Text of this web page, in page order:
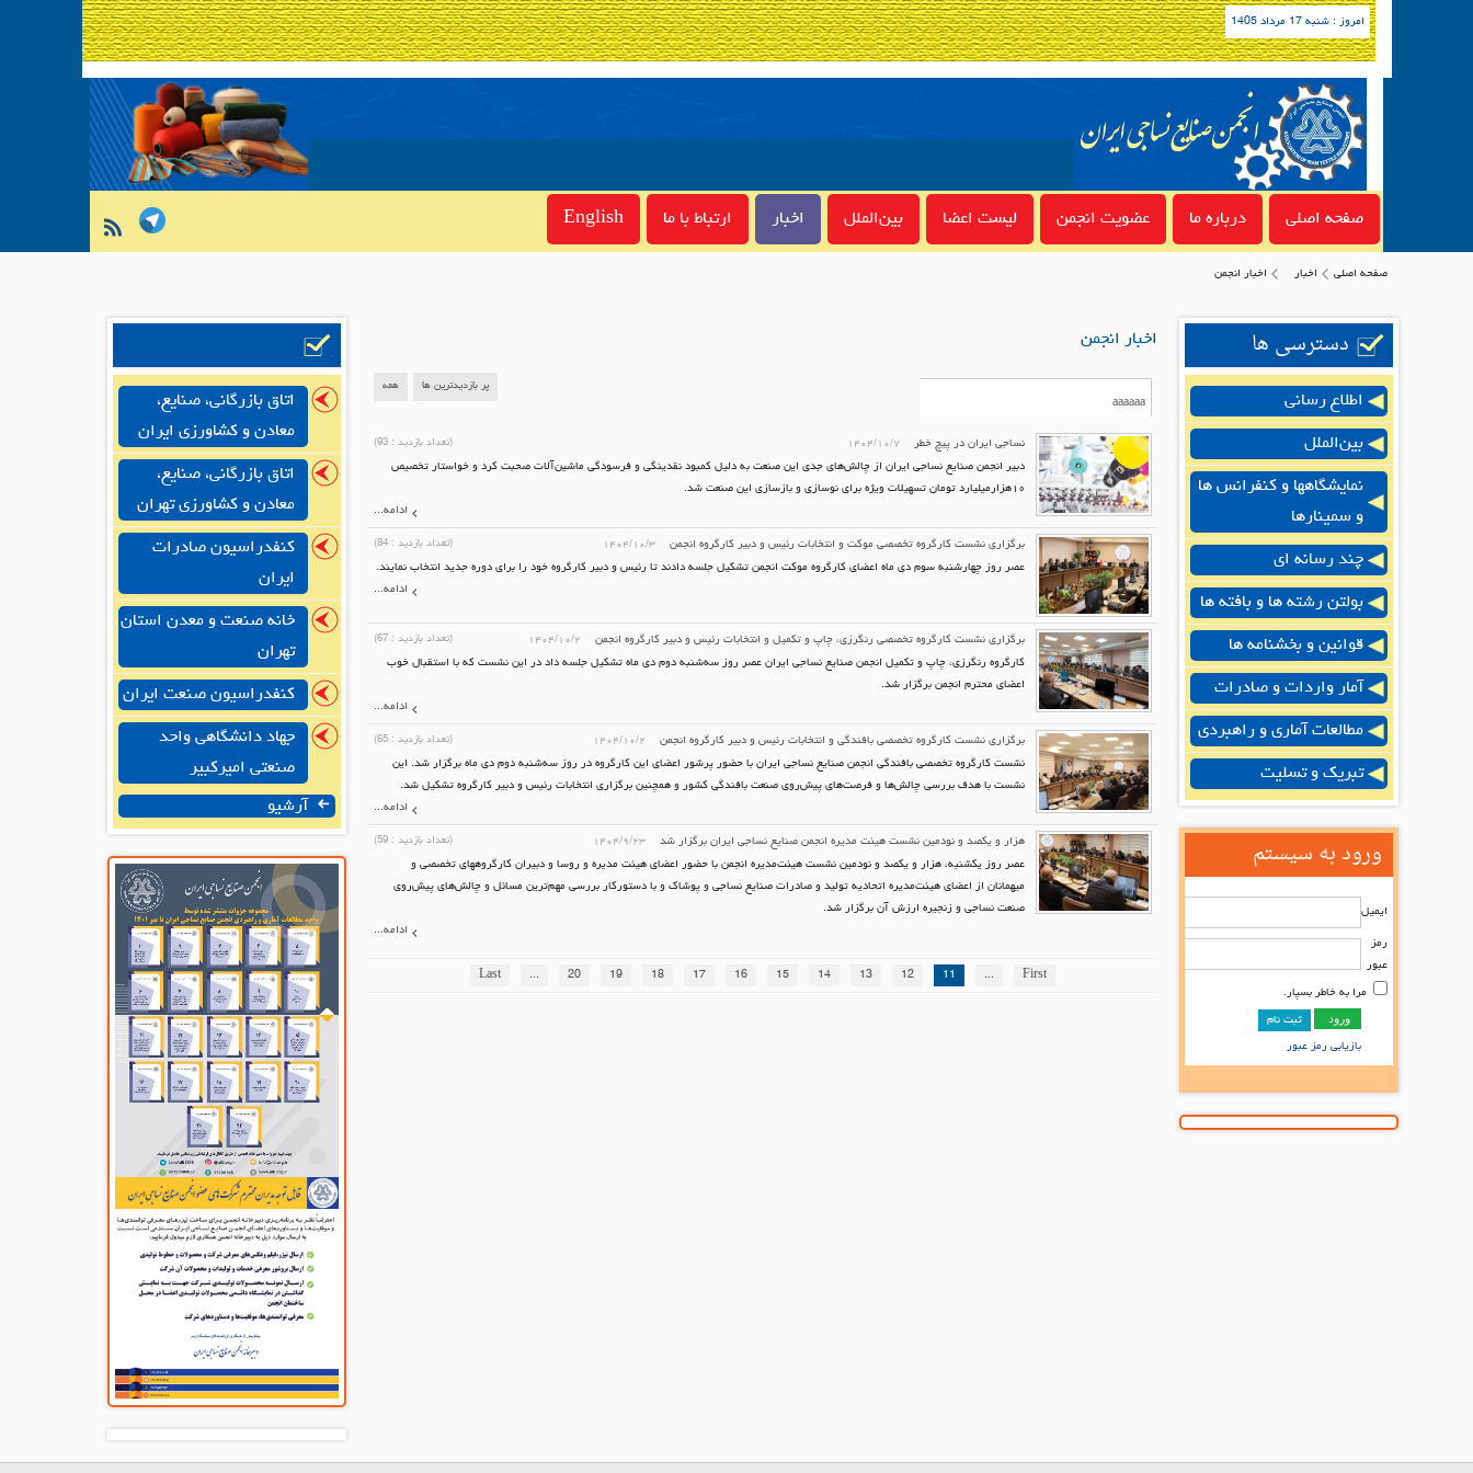
امروز : شنبه 17 مرداد 1405
صفحه اصلی درباره ما عضویت انجمن لیست اعضا بین‌الملل اخبار ارتباط با ما English
صفحه اصلی اخبار اخبار انجمن
دسترسی ها
اطلاع رسانی
بین‌الملل
نمایشگاهها و کنفرانس ها
و سمینارها
چند رسانه ای
بولتن رشته ها و بافته ها
قوانین و بخشنامه ها
آمار واردات و صادرات
مطالعات آماری و راهبردی
تبریک و تسلیت
ورود به سیستم
ایمیل
رمز
عبور
مرا به خاطر بسپار.
ثبت نام
بازیابی رمز عبور
اخبار انجمن
پر بازدیدترین ها همه
نساجی ایران در پیچ خطر ۱۴۰۴/۱۰/۷ (تعداد بازدید : 93
)
دبیر انجمن صنایع نساجی ایران از چالش‌های جدی این صنعت به دلیل کمبود نقدینگی و فرسودگی ماشین‌آلات صحبت کرد و خواستار تخصیص
۱۰‌هزار‌میلیارد تومان تسهیلات ویژه برای نوسازی و بازسازی این صنعت شد.
ادامه...
برگزاری نشست کارگروه تخصصی موکت و انتخابات رئیس و دبیر کارگروه انجمن ۱۴۰۴/۱۰/۳ (تعداد بازدید : 84
)
عصر روز چهارشنبه سوم دی ماه اعضای کارگروه موکت انجمن تشکیل جلسه دادند تا رئیس و دبیر کارگروه خود را برای دوره جدید انتخاب نمایند.
ادامه...
برگزاری نشست کارگروه تخصصی رنگرزی، چاپ و تکمیل و انتخابات رئیس و دبیر کارگروه انجمن ۱۴۰۴/۱۰/۲ (تعداد بازدید : 67
)
کارگروه رنگرزی، چاپ و تکمیل انجمن صنایع نساجی ایران عصر روز سه‌شنبه دوم دی ماه تشکیل جلسه داد در این نشست که با استقبال خوب
اعضای محترم انجمن برگزار شد.
ادامه...
برگزاری نشست کارگروه تخصصی بافندگی و انتخابات رئیس و دبیر کارگروه انجمن ۱۴۰۴/۱۰/۲ (تعداد بازدید : 65
)
نشست کارگروه تخصصی بافندگی انجمن صنایع نساجی ایران با حضور پرشور اعضای این کارگروه در روز سه‌شنبه دوم دی ماه برگزار شد. این
نشست با هدف بررسی چالش‌ها و فرصت‌های پیش‌روی صنعت بافندگی کشور و همچنین برگزاری انتخابات رئیس و دبیر کارگروه تشکیل شد.
ادامه...
هزار و یکصد و نودمین نشست هیئت مدیره انجمن صنایع نساجی ایران برگزار شد ۱۴۰۴/۹/۲۳ (تعداد بازدید : 59
)
عصر روز یکشنبه، هزار و یکصد و نودمین نشست هیئت‌مدیره انجمن با حضور اعضای هیئت مدیره و روسا و دبیران کارگروههای تخصصی و
میهمانان از اعضای هیئت‌مدیره اتحادیه تولید و صادرات صنایع نساجی و پوشاک و با دستورکار بررسی مهم‌ترین مسائل و چالش‌های پیش‌روی
صنعت نساجی و زنجیره ارزش آن برگزار شد.
ادامه...
First
...
11
12
13
14
15
16
17
18
19
20
...
Last
اتاق بازرگانی، صنایع،
معادن و کشاورزی ایران
اتاق بازرگانی، صنایع،
معادن و کشاورزی تهران
کنفدراسیون صادرات
ایران
خانه صنعت و معدن استان
تهران
کنفدراسیون صنعت ایران
جهاد دانشگاهی واحد
صنعتی امیرکبیر
آرشیو